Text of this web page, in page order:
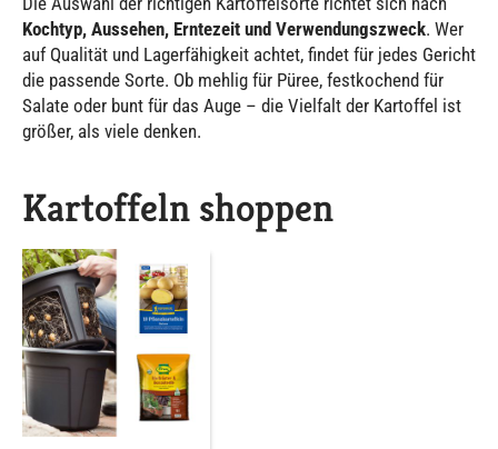
Kochtyp, Aussehen, Erntezeit und Verwendungszweck. Wer
auf Qualität und Lagerfähigkeit achtet, findet für jedes Gericht
die passende Sorte. Ob mehlig für Püree, festkochend für
Salate oder bunt für das Auge – die Vielfalt der Kartoffel ist
größer, als viele denken.
Kartoffeln shoppen